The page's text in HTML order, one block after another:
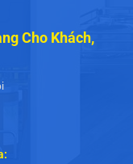
Cho Khách,